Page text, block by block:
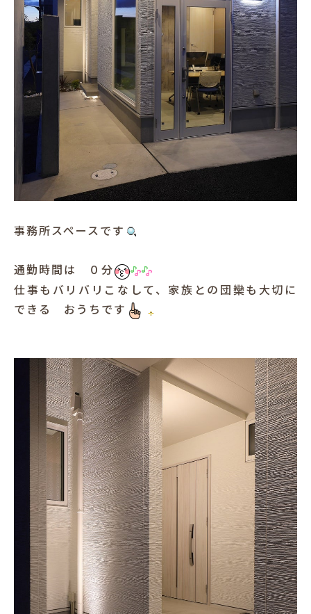
事務所スペースです
通勤時間は ０分
仕事もバリバリこなして、家族との団欒も大切に
できる おうちです